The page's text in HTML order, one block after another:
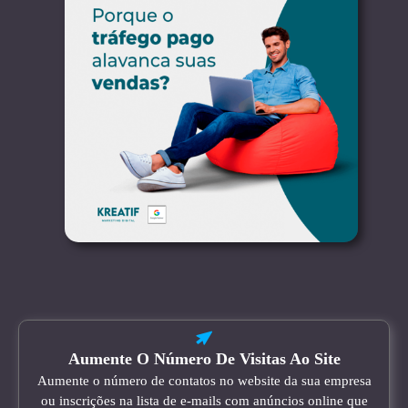
Aumente O Número De Visitas Ao Site
Aumente o número de contatos no website da sua empresa
ou inscrições na lista de e-mails com anúncios online que